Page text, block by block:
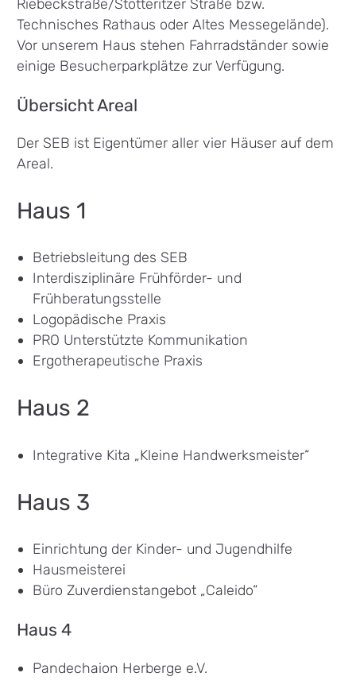
Riebeckstraße/Stötteritzer Straße bzw.
Technisches Rathaus oder Altes Messegelände).
Vor unserem Haus stehen Fahrradständer sowie
einige Besucherparkplätze zur Verfügung.
Übersicht Areal
Der SEB ist Eigentümer aller vier Häuser auf dem
Areal.
Haus 1
Betriebsleitung des SEB
Interdisziplinäre Frühförder- und
Frühberatungsstelle
Logopädische Praxis
PRO Unterstützte Kommunikation
Ergotherapeutische Praxis
Haus 2
Integrative Kita „Kleine Handwerksmeister“
Haus 3
Einrichtung der Kinder- und Jugendhilfe
Hausmeisterei
Büro Zuverdienstangebot „Caleido“
Haus 4
Pandechaion Herberge e.V.